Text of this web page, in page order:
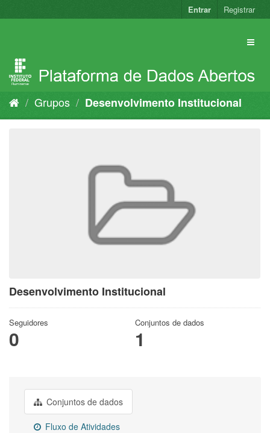
para
Entrar Registrar
Grupos Desenvolvimento Institucional
Desenvolvimento Institucional
Seguidores
0
Conjuntos de dados
1
Conjuntos de dados
Fluxo de Atividades